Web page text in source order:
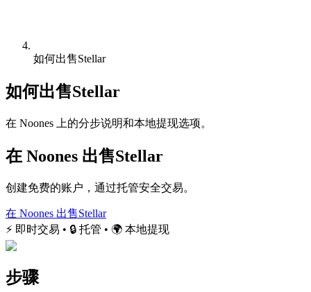
如何出售Stellar
如何出售Stellar
在 Noones 上的分步说明和本地提现选项。
在 Noones 出售Stellar
创建免费的账户，通过托管安全交易。
在 Noones 出售Stellar
⚡ 即时交易 • 🔒 托管 • 🌍 本地提现
步骤